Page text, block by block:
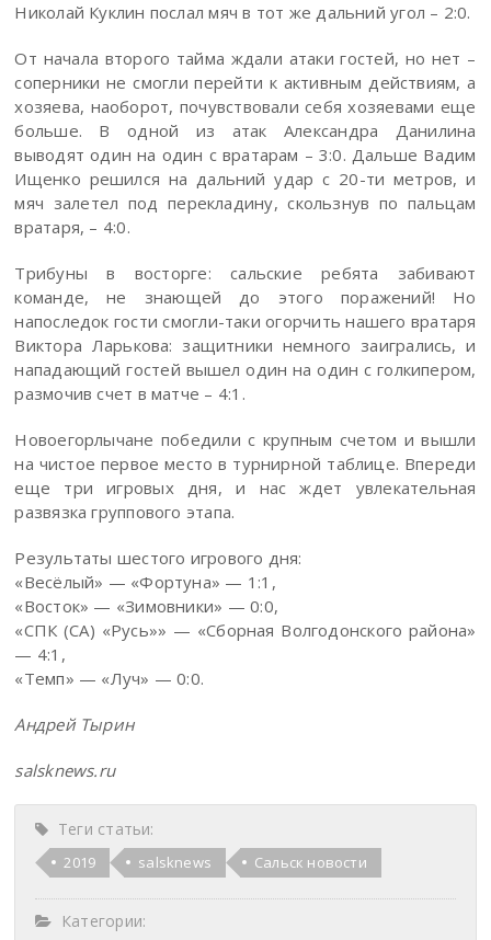
Николай Куклин послал мяч в тот же дальний угол – 2:0.
От начала второго тайма ждали атаки гостей, но нет –
соперники не смогли перейти к активным действиям, а
хозяева, наоборот, почувствовали себя хозяевами еще
больше. В одной из атак Александра Данилина
выводят один на один с вратарам – 3:0. Дальше Вадим
Ищенко решился на дальний удар с 20-ти метров, и
мяч залетел под перекладину, скользнув по пальцам
вратаря, – 4:0.
Трибуны в восторге: сальские ребята забивают
команде, не знающей до этого поражений! Но
напоследок гости смогли-таки огорчить нашего вратаря
Виктора Ларькова: защитники немного заигрались, и
нападающий гостей вышел один на один с голкипером,
размочив счет в матче – 4:1.
Новоегорлычане победили с крупным счетом и вышли
на чистое первое место в турнирной таблице. Впереди
еще три игровых дня, и нас ждет увлекательная
развязка группового этапа.
Результаты шестого игрового дня:
«Весёлый» — «Фортуна» — 1:1,
«Восток» — «Зимовники» — 0:0,
«СПК (СА) «Русь»» — «Сборная Волгодонского района»
— 4:1,
«Темп» — «Луч» — 0:0.
Андрей Тырин
salsknews.ru
Теги статьи:
2019 salsknews Сальск новости
Категории: